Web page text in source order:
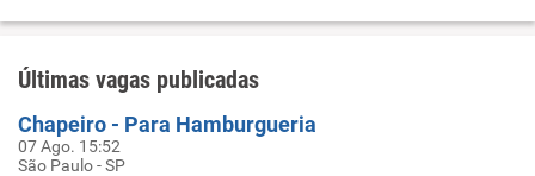
Últimas vagas publicadas
Chapeiro - Para Hamburgueria
07 Ago. 15:52
São Paulo - SP